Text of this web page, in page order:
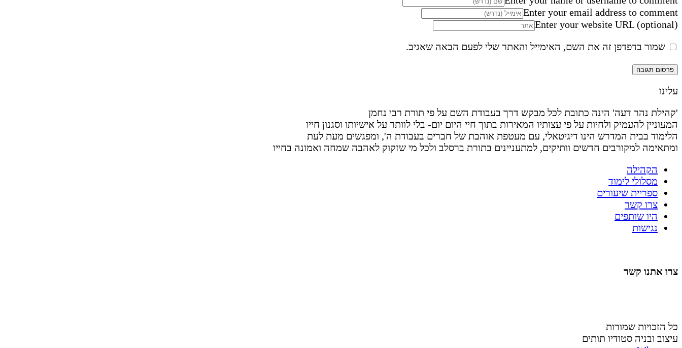
Enter your email address to comment
Enter your website URL (optional)
שמור בדפדפן זה את השם, האימייל והאתר שלי לפעם הבאה שאגיב.
עלינו
'קהילת נהר דעה' הינה כתובת לכל מבקש דרך בעבודת השם על פי תורת רבי נחמן
המעוניין להעמיק ולחיות על פי עצותיו המאירות בתוך חיי היום יום- בלי לוותר על אישיותו וסגנון חייו
הלימוד בבית המדרש הינו דיגיטאלי, עם מעטפת אוהבת של חברים בעבודת ה', ומפגשים מעת לעת
ומתאימה למקורבים חדשים וותיקים, למתעניינים בתורת ברסלב ולכל מי שזקוק לאהבה שמחה ואמונה בחייו
הקהילה
מסלולי לימוד
ספריית שיעורים
צרו קשר
היו שותפים
נגישות
צרו אתנו קשר
כל הזכויות שמורות
עיצוב ובניה סטודיו תותים